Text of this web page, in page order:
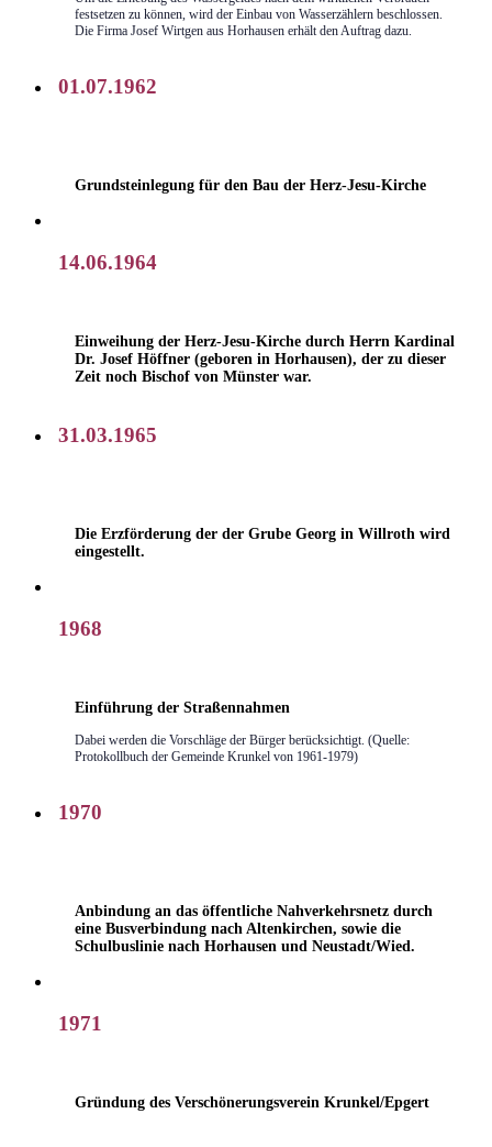
festsetzen zu können, wird der Einbau von Wasserzählern beschlossen.
Die Firma Josef Wirtgen aus Horhausen erhält den Auftrag dazu.
01.07.1962
Grundsteinlegung für den Bau der Herz-Jesu-Kirche
14.06.1964
Einweihung der Herz-Jesu-Kirche durch Herrn Kardinal
Dr. Josef Höffner (geboren in Horhausen), der zu dieser
Zeit noch Bischof von Münster war.
31.03.1965
Die Erzförderung der der Grube Georg in Willroth wird
eingestellt.
1968
Einführung der Straßennahmen
Dabei werden die Vorschläge der Bürger berücksichtigt. (Quelle:
Protokollbuch der Gemeinde Krunkel von 1961-1979)
1970
Anbindung an das öffentliche Nahverkehrsnetz durch
eine Busverbindung nach Altenkirchen, sowie die
Schulbuslinie nach Horhausen und Neustadt/Wied.
1971
Gründung des Verschönerungsverein Krunkel/Epgert